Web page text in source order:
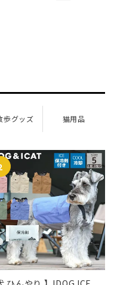
歩グッズ 猫用品